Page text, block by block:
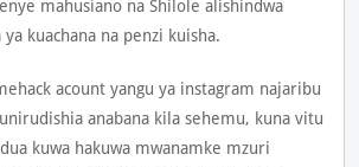
mahusiano na Shilole alishindwa
kuachana na penzi kuisha.
acount yangu ya instagram najaribu
anabana kila sehemu, kuna vitu
kuwa hakuwa mwanamke mzuri